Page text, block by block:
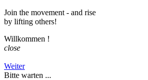
Join the movement - and rise
by lifting others!
Willkommen !
close
Weiter
Bitte warten ...